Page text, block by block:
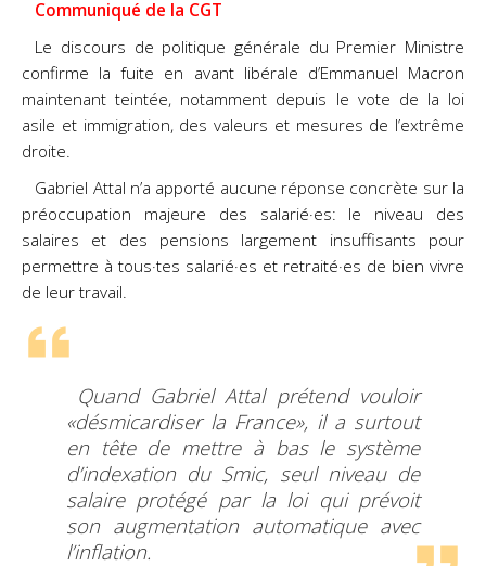
Communiqué de la CGT
Le discours de politique générale du Premier Ministre
confirme la fuite en avant libérale d’Emmanuel Macron
maintenant teintée, notamment depuis le vote de la loi
asile et immigration, des valeurs et mesures de l’extrême
droite.
Gabriel Attal n’a apporté aucune réponse concrète sur la
préoccupation majeure des salarié·es: le niveau des
salaires et des pensions largement insuffisants pour
permettre à tous·tes salarié·es et retraité·es de bien vivre
de leur travail.
Quand Gabriel Attal prétend vouloir
«désmicardiser la France», il a surtout
en tête de mettre à bas le système
d’indexation du Smic, seul niveau de
salaire protégé par la loi qui prévoit
son augmentation automatique avec
l’inflation.